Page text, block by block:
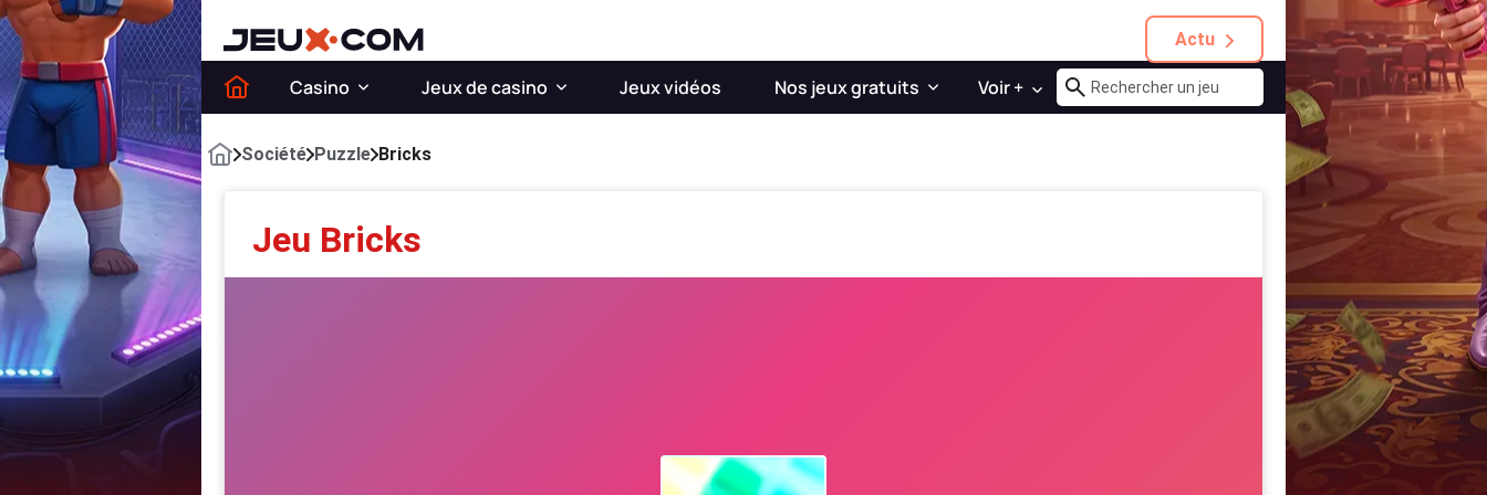
Actu
Casino Jeux de casino Jeux vidéos Nos jeux gratuits Voir +
Société Puzzle Bricks
Jeu Bricks